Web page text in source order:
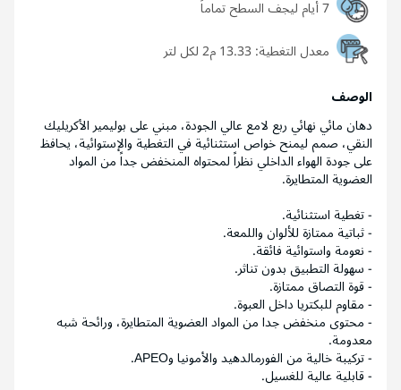
7 أيام ليجف السطح تماماً
معدل التغطية:
الوصف
دهان مائي نهائي ربع لامع عالي الجودة، مبني على بوليمير الأكريليك
النقي، صمم ليمنح خواص استثنائية في التغطية والإستوائية، يحافظ
على جودة الهواء الداخلي نظراً لمحتواه المنخفض جداً من المواد
العضوية المتطايرة.
- تغطية استثنائية.
- ثباتية ممتازة للألوان واللمعة.
- نعومة واستوائية فائقة.
- سهولة التطبيق بدون تناثر.
- قوة التصاق ممتازة.
- مقاوم للبكتريا داخل العبوة.
- محتوى منخفض جدا من المواد العضوية المتطايرة، ورائحة شبه
معدومة.
- تركيبة خالية من الفورمالدهيد والأمونيا وAPEO.
- قابلية عالية للغسيل.